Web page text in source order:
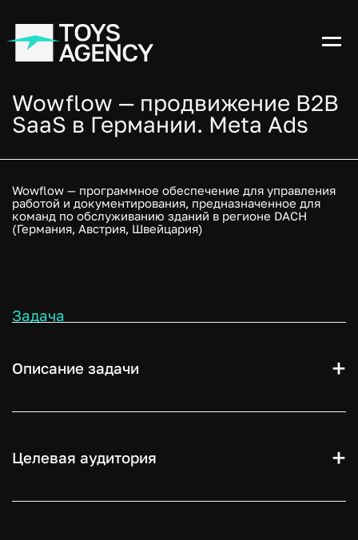
Wowflow — продвижение B2B
SaaS в Германии. Meta Ads
Wowflow — программное обеспечение для управления
работой и документирования, предназначенное для
команд по обслуживанию зданий в регионе DACH
(Германия, Австрия, Швейцария)
Задача
Описание задачи
была поисковая реклама. Цель: начать привлекать
Целевая аудитория